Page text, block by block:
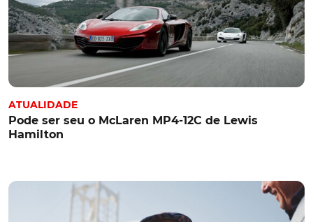
ATUALIDADE
Pode ser seu o McLaren MP4-12C de Lewis
Hamilton